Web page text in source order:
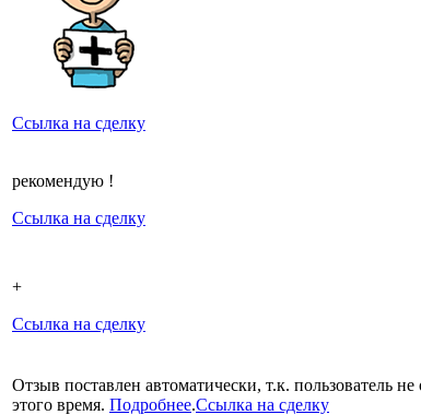
Ссылка на сделку
рекомендую !
Ссылка на сделку
+
Ссылка на сделку
Отзыв поставлен автоматически, т.к. пользователь
этого время. Подробнее.Ссылка на сделку